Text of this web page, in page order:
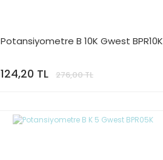
Potansiyometre B 10K Gwest BPR10K
124,20 TL 276,00 TL